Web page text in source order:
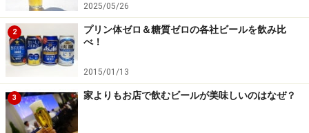
2025/05/26
2
プリン体ゼロ＆糖質ゼロの各社ビールを飲み比
べ！
2015/01/13
3 家よりもお店で飲むビールが美味しいのはなぜ？